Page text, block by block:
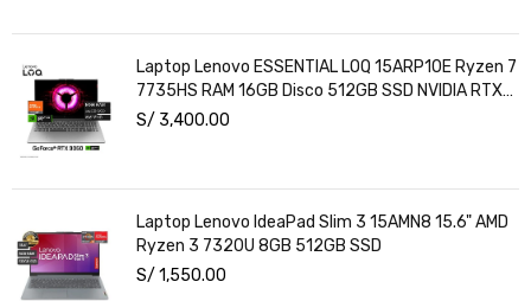
Laptop Lenovo ESSENTIAL LOQ 15ARP10E Ryzen 7
7735HS RAM 16GB Disco 512GB SSD NVIDIA RTX
3050 6GB 15.6" FHD Windows 11
S/ 3,400.00
Laptop Lenovo IdeaPad Slim 3 15AMN8 15.6" AMD
Ryzen 3 7320U 8GB 512GB SSD
S/ 1,550.00